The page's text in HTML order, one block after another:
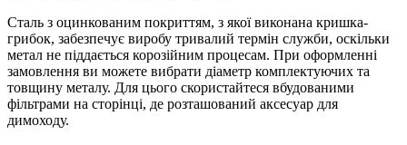
Сталь з оцинкованим покриттям, з якої виконана кришка-
грибок, забезпечує виробу тривалий термін служби, оскільки
метал не піддається корозійним процесам. При оформленні
замовлення ви можете вибрати діаметр комплектуючих та
товщину металу. Для цього скористайтеся вбудованими
фільтрами на сторінці, де розташований аксесуар для
димоходу.